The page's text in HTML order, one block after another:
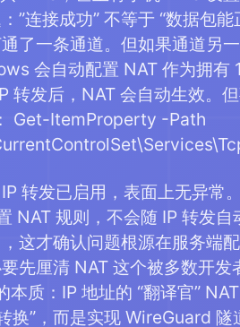
”连接成功” 不等于 “数据包
了一条通道。但如果通道另
会自动配置 NAT 作为拥
发后，NAT 会自动生效。
Get-ItemProperty -Path
转发已启用，表面上无异常
NAT 规则，不会随 IP 转发
这才确认问题根源在服务端
先厘清 NAT 这个被多数开
本质：IP 地址的 “翻译官”
换”，而是实现 WireGuard